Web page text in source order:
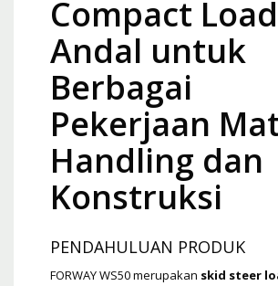
Compact
Andal untuk
Berbagai
Pekerjaan
Handling dan
Konstruksi
PENDAHULUAN PRODUK
FORWAY WS50 merupakan skid steer